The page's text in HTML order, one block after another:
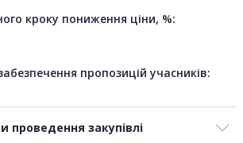
кроку пониження ціни, %:
пропозицій учасників:
проведення закупівлі